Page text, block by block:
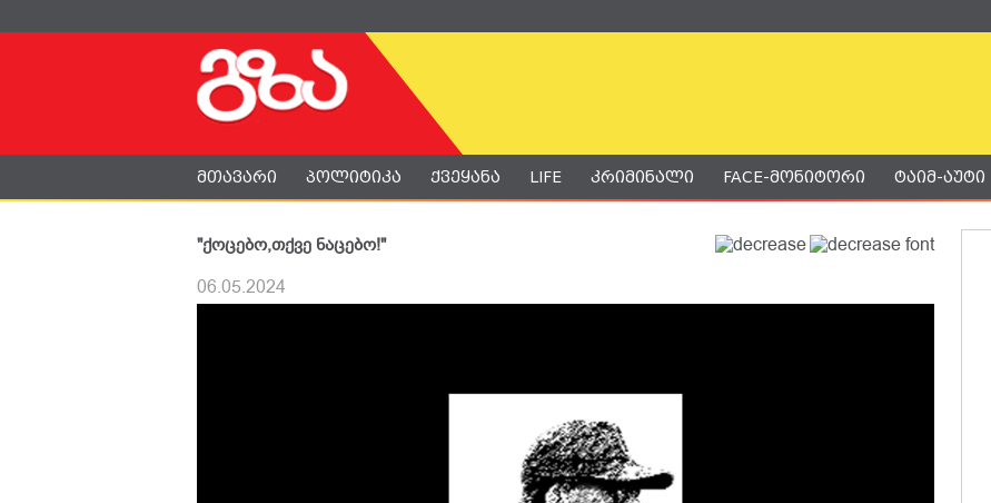
მთავარი პოლიტიკა ქვეყანა LIFE კრიმინალი FACE-მონიტორი ტაიმ-აუტი
"ქოცებო,თქვე ნაცებო!"
06.05.2024